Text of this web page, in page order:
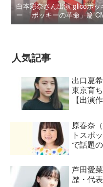
白本彩奈さん出演 glicoポッ
ー 「ポッキーの革命」篇
人気記事
出口夏
東京育
【出演
原春奈
トスポ
で話題
芦田愛
歴・代